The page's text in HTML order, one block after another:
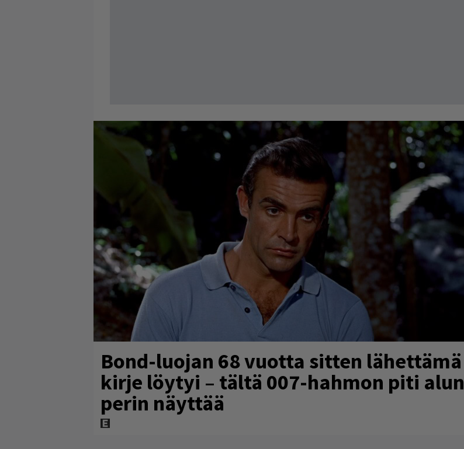
Bond-luojan 68 vuotta sitten lähettämä
kirje löytyi – tältä 007-hahmon piti alun
perin näyttää